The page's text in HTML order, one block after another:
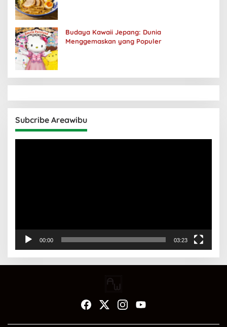
Budaya Kawaii Jepang: Dunia
Menggemaskan yang Populer
Subcribe Areawibu
00:00 03:23